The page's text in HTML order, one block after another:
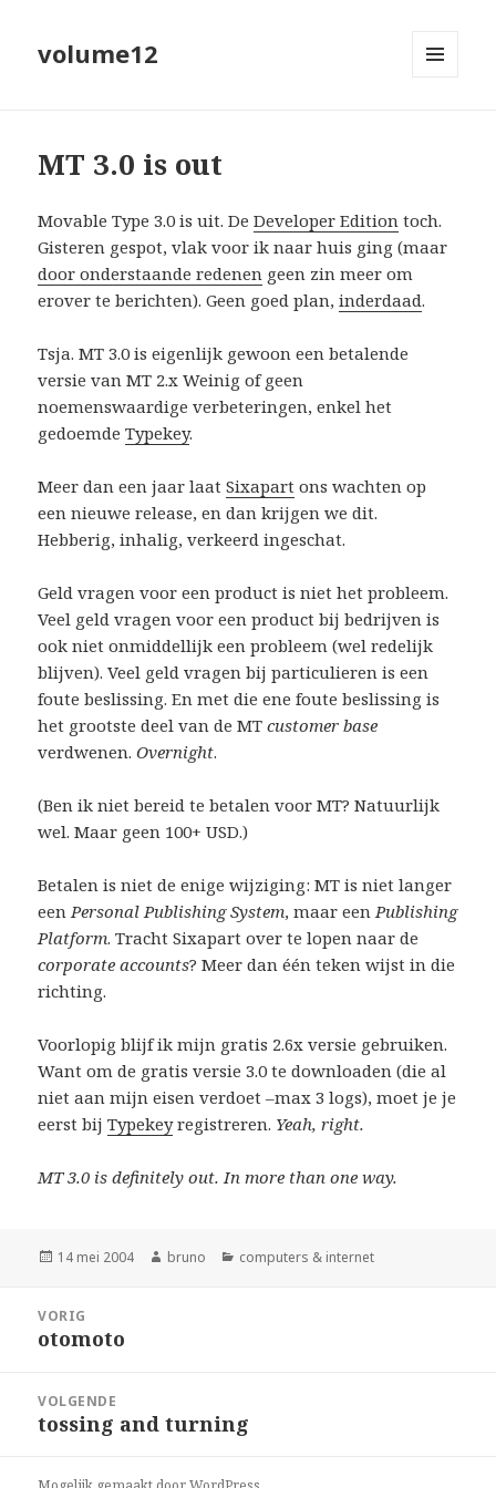
volume12
MT 3.0 is out
Movable Type 3.0 is uit. DeDeveloper Edition toch.
Gisteren gespot, vlak voor ik naar huis ging (maar
door onderstaande redenen geen zin meer om
erover te berichten). Geen goed plan,inderdaad.
Tsja. MT 3.0 is eigenlijk gewoon een betalende
versie van MT 2.x Weinig of geen
noemenswaardige verbeteringen, enkel het
gedoemdeTypekey.
Meer dan een jaar laatSixapart ons wachten op
een nieuwe release, en dan krijgen we dit.
Hebberig, inhalig, verkeerd ingeschat.
Geld vragen voor een product is niet het probleem.
Veel geld vragen voor een product bij bedrijven is
ook niet onmiddellijk een probleem (wel redelijk
blijven). Veel geld vragen bij particulieren is een
foute beslissing. En met die ene foute beslissing is
het grootste deel van de MTcustomer base
verdwenen.Overnight.
(Ben ik niet bereid te betalen voor MT? Natuurlijk
wel. Maar geen 100+ USD.)
Betalen is niet de enige wijziging: MT is niet langer
eenPersonal Publishing System, maar eenPublishing
Platform. Tracht Sixapart over te lopen naar de
corporate accounts? Meer dan één teken wijst in die
richting.
Voorlopig blijf ik mijn gratis 2.6x versie gebruiken.
Want om de gratis versie 3.0 te downloaden (die al
niet aan mijn eisen verdoet –max 3 logs), moet je je
eerst bijTypekeyregistreren. Yeah, right.
MT 3.0 is definitely out. In more than one way.
Geplaatst
14 mei 2004 Auteur
bruno Categorieën
computers & internet
navigatie
VORIG
Vorig
otomoto
VOLGENDE
Volgend
tossing and turning